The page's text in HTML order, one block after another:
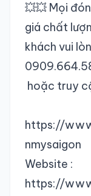
💥💥 Mọi
giá chất
khách vui
hoặc truy
https://
nmysaigon
Website :
https://